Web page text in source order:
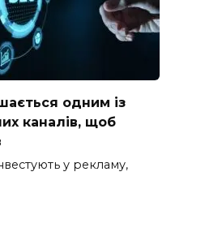
одним із
каналів, щоб
у рекламу,